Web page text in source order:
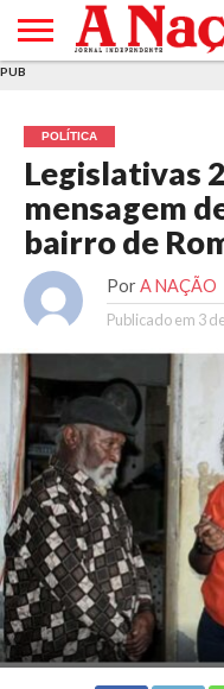
E DE
COOKIES
DE
UTILIZAÇÃO
PUB
POLÍTICA
Legislativas
mensagem
bairro de
Por A NAÇÃO
Publicado em 3